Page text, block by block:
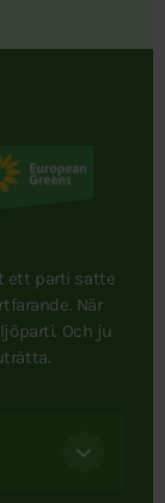
ett parti satte
När
Och ju